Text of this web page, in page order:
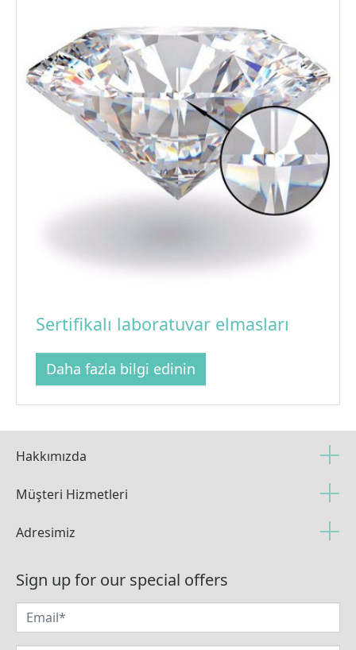
Sertifikalı laboratuvar elmasları
Daha fazla bilgi edinin
Hakkımızda
Müşteri Hizmetleri
Adresimiz
Sign up for our special offers